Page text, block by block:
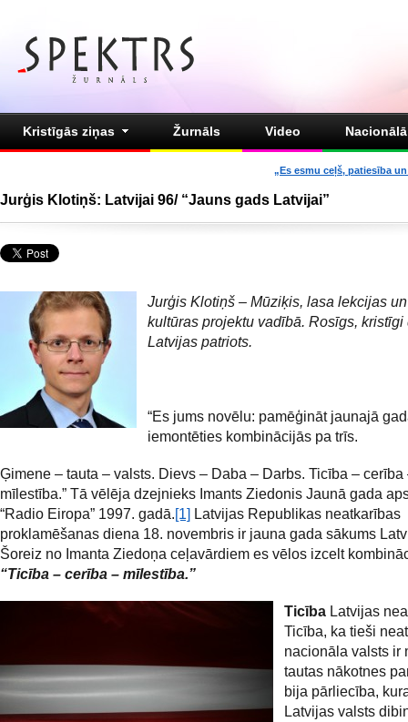
Kristīgās ziņas Žurnāls Video
„Es esmu ceļš, patiesība
Jurģis Klotiņš: Latvijai 96/ “Jauns gads Latvijai”
Jurģis Klotiņš – Mūziķis, lasa lekcijas
kultūras projektu vadībā. Rosīgs, kristīgi
Latvijas patriots.
“Es jums novēlu: pamēģināt jaunajā
iemontēties kombinācijās pa trīs.
Ģimene – tauta – valsts. Dievs – Daba – Darbs. Ticība – cerība
mīlestība.” Tā vēlēja dzejnieks Imants Ziedonis Jaunā gada
“Radio Eiropa” 1997. gadā.[1] Latvijas Republikas neatkarības
proklamēšanas diena 18. novembris ir jauna gada sākums
Šoreiz no Imanta Ziedoņa ceļavārdiem es vēlos izcelt
“Ticība – cerība – mīlestība.”
Ticība Latvijas
Ticība, ka tieši
nacionāla valsts ir
tautas nākotnes
bija pārliecība,
Latvijas valsts